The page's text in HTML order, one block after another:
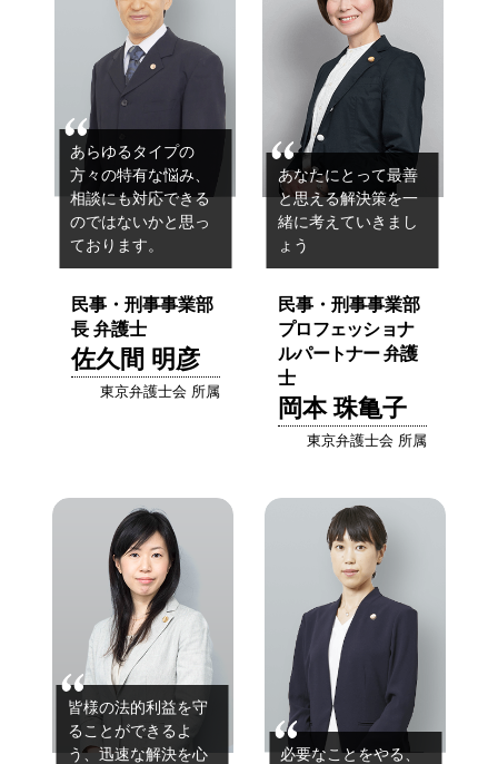
あらゆるタイプの
方々の特有な悩み、
相談にも対応できる
のではないかと 思っ
ております。
民事・刑事事業部
長 弁護士
佐久間 明彦
東京弁護士会 所属
あなたにとって最善
と思える解決策を一
緒に考えていきまし
ょう
民事・刑事事業部
プロフェッショナ
ルパートナー 弁護
士
岡本 珠亀子
東京弁護士会 所属
皆様の法的利益を守
ることができるよ
う、迅速な解決を心
必要なことをやる、